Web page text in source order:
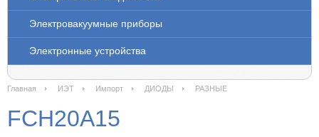
Электровакуумные приборы
Электронные устройства
Главная ИЭТ Импорт ДИОДЫ РАЗНЫЕ
FCH20A15